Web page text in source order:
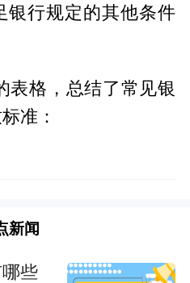
银行规定的其他条件
表格，总结了常见银
准：
新闻
些